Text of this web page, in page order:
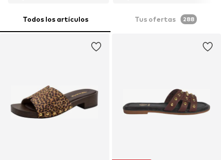
Todos los artículos Tus ofertas 288